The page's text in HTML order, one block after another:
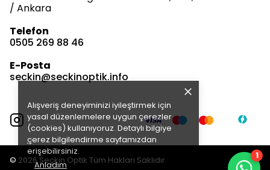
Alışveriş deneyiminizi iyileştirmek için
yasal düzenlemelere uygun çerezler
(cookies) kullanıyoruz. Detaylı bilgiye
çerez bilgilendirme sayfamızdan
erişebilirsiniz.
Anladım
/ Ankara
Telefon
0505 269 88 46
E-Posta
seckin@seckinoptik.info
© 2026 Seçkin Optik Tüm Hakları Saklıdır. 1
Çevrimdışı
E-posta Gönder